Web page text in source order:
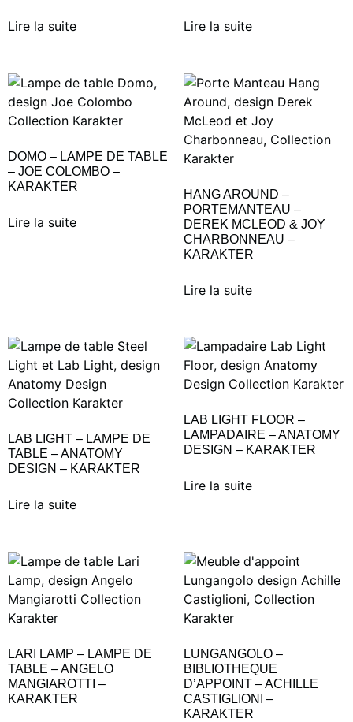
Lire la suite Lire la suite
DOMO – LAMPE DE TABLE
– JOE COLOMBO –
KARAKTER
Lire la suite
HANG AROUND –
PORTEMANTEAU –
DEREK MCLEOD & JOY
CHARBONNEAU –
KARAKTER
Lire la suite
LAB LIGHT – LAMPE DE
TABLE – ANATOMY
DESIGN – KARAKTER
Lire la suite
LAB LIGHT FLOOR –
LAMPADAIRE – ANATOMY
DESIGN – KARAKTER
Lire la suite
LARI LAMP – LAMPE DE
TABLE – ANGELO
MANGIAROTTI –
KARAKTER
LUNGANGOLO –
BIBLIOTHEQUE
D’APPOINT – ACHILLE
CASTIGLIONI –
KARAKTER